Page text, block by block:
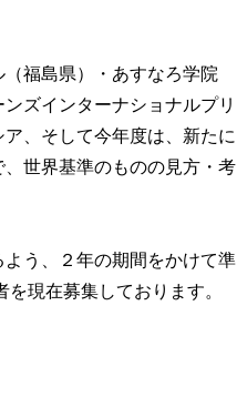
福島県）・あすなろ学院
ズインターナショナルプリ
、そして今年度は、新たに
世界基準のものの見方・考
う、２年の期間をかけて準
現在募集しております。